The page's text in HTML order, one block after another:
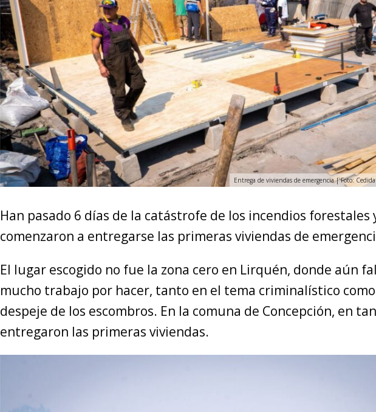
Entrega de viviendas de emergencia | Foto:
Han pasado 6 días de la catástrofe de los incendios forestales
comenzaron a entregarse las primeras viviendas de
El lugar escogido no fue la zona cero en Lirquén, donde aún
mucho trabajo por hacer, tanto en el tema criminalístico
despeje de los escombros. En la comuna de Concepción, en
entregaron las primeras viviendas.